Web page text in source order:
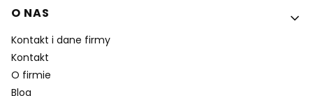
Linki w stopce
O NAS
Kontakt i dane firmy
Kontakt
O firmie
Blog